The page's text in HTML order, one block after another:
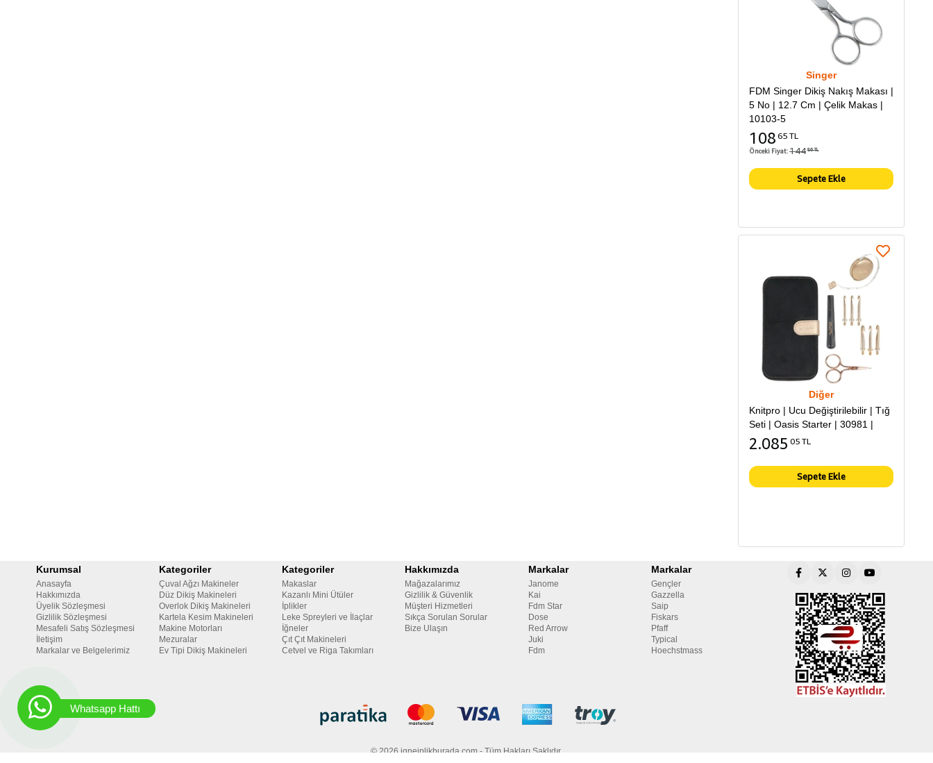
Singer
FDM Singer Dikiş Nakış Makası |
5 No | 12.7 Cm | Çelik Makas |
10103-5
108 65 TL
Önceki Fiyat:144 86 TL
Sepete Ekle
Diğer
Knitpro | Ucu Değiştirilebilir | Tığ
Seti | Oasis Starter | 30981 |
2.085 05 TL
Sepete Ekle
Kurumsal
Anasayfa
Hakkımızda
Üyelik Sözleşmesi
Gizlilik Sözleşmesi
Mesafeli Satış Sözleşmesi
İletişim
Markalar ve Belgelerimiz
Kategoriler
Çuval Ağzı Makineler
Düz Dikiş Makineleri
Overlok Dikiş Makineleri
Kartela Kesim Makineleri
Makine Motorları
Mezuralar
Ev Tipi Dikiş Makineleri
Kategoriler
Makaslar
Kazanlı Mini Ütüler
İplikler
Leke Spreyleri ve İlaçlar
İğneler
Çıt Çıt Makineleri
Cetvel ve Riga Takımları
Hakkımızda
Mağazalarımız
Gizlilik & Güvenlik
Müşteri Hizmetleri
Sıkça Sorulan Sorular
Bize Ulaşın
Markalar
Janome
Kai
Fdm Star
Dose
Red Arrow
Juki
Fdm
Markalar
Gençler
Gazzella
Saip
Fiskars
Pfaff
Typical
Hoechstmass
© 2026 igneiplikburada.com - Tüm Hakları Saklıdır.
Whatsapp Hattı